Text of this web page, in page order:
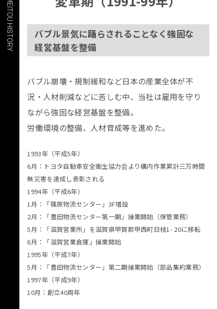
バブル景気に踊らされることなく強固な
経営基盤を整備
バブル崩壊・規制緩和など日本の産業全体が不
況・人材削減などに苦しむ中、当社は雇用を守り
ながら強固な経営基盤を整備。
労働環境の整備、人材育成等を進めた。
1993年（平成5年）
6月：トヨタ自動車安全衛生協力会より構内作業累計三万時間
無災害を達成し表彰される
1994年（平成6年）
1月：「篠原物流センター」3F増設
2月：「豊田物流センター第一期」操業開始（保管業務）
5月：「滋賀営業所」を滋賀県甲賀郡甲西町日枝1- 20に移転
6月：「滋賀営業倉庫」操業開始
1995年（平成7年）
5月：「豊田物流センター」第二期操業開始（部品集約業務）
1997年（平成9年）
10月：創立40周年